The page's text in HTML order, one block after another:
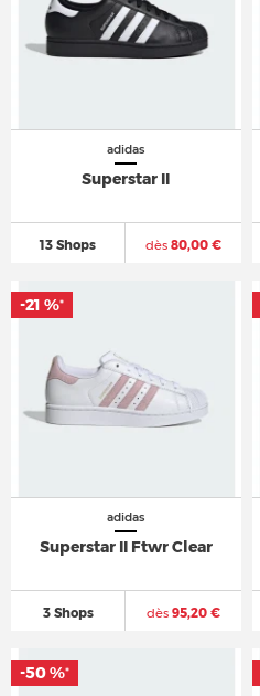
adidas
Superstar II
13 Shops dès80,00 €
adidas
Superstar II Ftwr Clear
3 Shops dès95,20 €
-21 %*
-50 %*